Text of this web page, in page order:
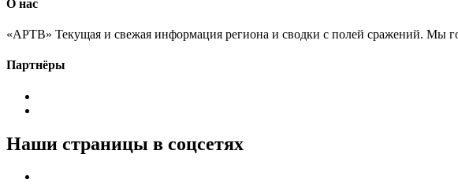
О нас
«АРТВ» Текущая и свежая информация региона и сводки с полей сражений. Мы
Партнёры
Наши страницы в соцсетях